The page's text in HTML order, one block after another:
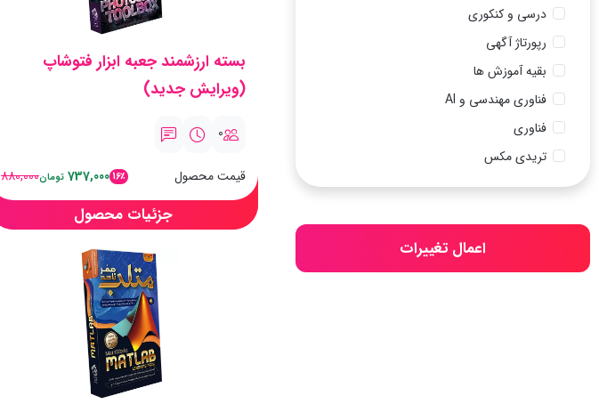
درسی و کنکوری
رپورتاژ آگهی
بقیه آموزش ها
فناوری مهندسی و AI
فناوری
تریدی مکس
اعمال تغییرات
بسته ارزشمند جعبه ابزار فتوشاپ
(ویرایش جدید)
0
قیمت محصول 16٪ 737,000 تومان880,000
جزئیات محصول